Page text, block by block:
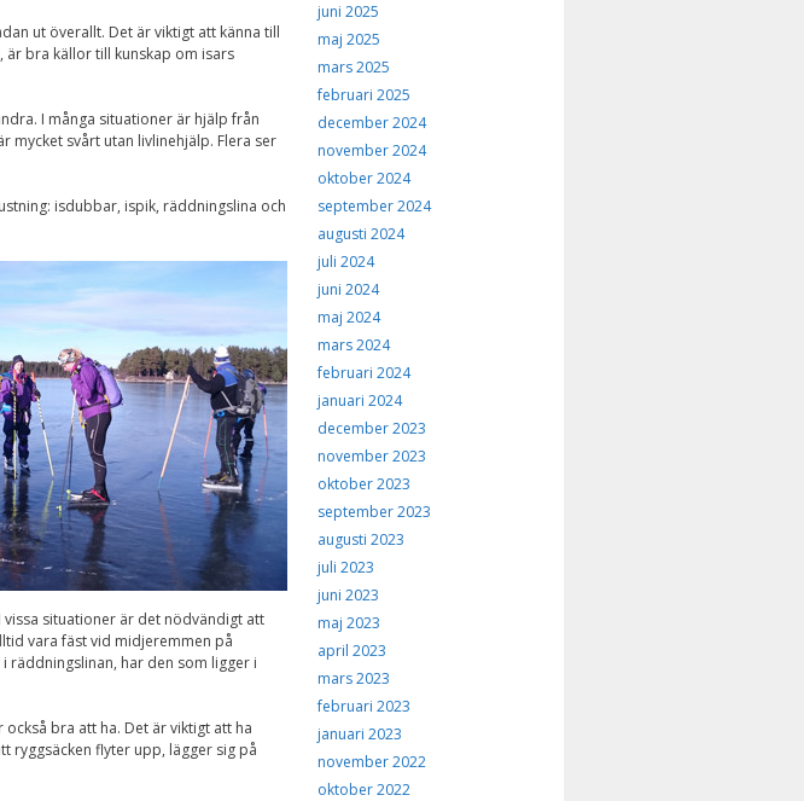
ut överallt. Det är viktigt att känna till
är bra källor till kunskap om isars
I många situationer är hjälp från
mycket svårt utan livlinehjälp. Flera ser
isdubbar, ispik, räddningslina och
vissa situationer är det nödvändigt att
vara fäst vid midjeremmen på
räddningslinan, har den som ligger i
bra att ha. Det är viktigt att ha
ryggsäcken flyter upp, lägger sig på
juni 2025
maj 2025
mars 2025
februari 2025
december 2024
november 2024
oktober 2024
september 2024
augusti 2024
juli 2024
juni 2024
maj 2024
mars 2024
februari 2024
januari 2024
december 2023
november 2023
oktober 2023
september 2023
augusti 2023
juli 2023
juni 2023
maj 2023
april 2023
mars 2023
februari 2023
januari 2023
november 2022
oktober 2022
Dessa kakor går
inte att välja
hemsidan över
huvud taget
ska fungera.
kunna
förbättra
och
uppbyggnad,
baserat på
hur
hemsidan
används.
Upplevelse
För att vår
hemsida ska
som möjligt
under ditt
besök. Om du
kommer viss
funktionalitet
att försvinna